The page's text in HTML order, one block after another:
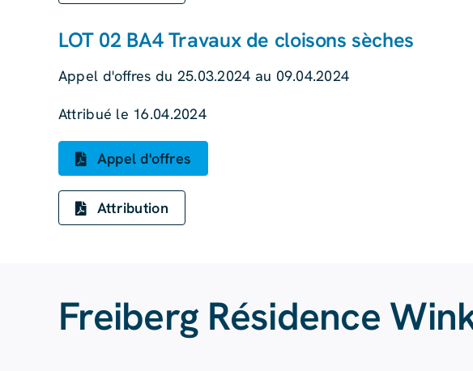
LOT 02 BA4 Travaux de cloisons sèches
Appel d'offres du 25.03.2024 au 09.04.2024
Attribué le 16.04.2024
Appel d'offres
Attribution
Freiberg Résidence